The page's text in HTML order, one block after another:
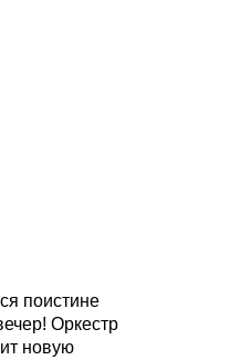
поистине
Оркестр
новую